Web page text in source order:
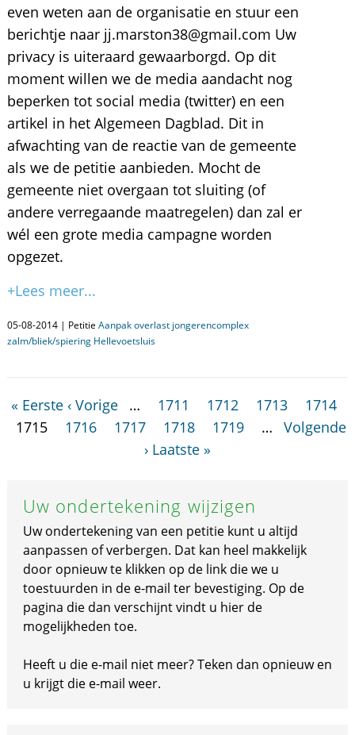
even weten aan de organisatie en stuur een
berichtje naar jj.marston38@gmail.com Uw
privacy is uiteraard gewaarborgd. Op dit
moment willen we de media aandacht nog
beperken tot social media (twitter) en een
artikel in het Algemeen Dagblad. Dit in
afwachting van de reactie van de gemeente
als we de petitie aanbieden. Mocht de
gemeente niet overgaan tot sluiting (of
andere verregaande maatregelen) dan zal er
wél een grote media campagne worden
opgezet.
+Lees meer...
05-08-2014 | Petitie Aanpak overlast jongerencomplex
zalm/bliek/spiering Hellevoetsluis
« Eerste ‹ Vorige … 1711 1712 1713
1714
1715
1716 1717 1718 1719 …
Volgende
› Laatste »
Uw ondertekening wijzigen
Uw ondertekening van een petitie kunt u altijd
aanpassen of verbergen. Dat kan heel makkelijk
door opnieuw te klikken op de link die we u
toestuurden in de e-mail ter bevestiging. Op de
pagina die dan verschijnt vindt u hier de
mogelijkheden toe.
Heeft u die e-mail niet meer? Teken dan opnieuw en
u krijgt die e-mail weer.